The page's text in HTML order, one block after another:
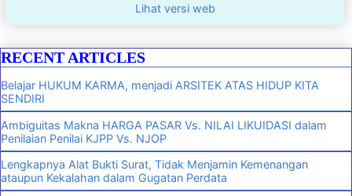
Lihat versi web
RECENT ARTICLES
Belajar HUKUM KARMA, menjadi ARSITEK ATAS HIDUP KITA
SENDIRI
Ambiguitas Makna HARGA PASAR Vs. NILAI LIKUIDASI dalam
Penilaian Penilai KJPP Vs. NJOP
Lengkapnya Alat Bukti Surat, Tidak Menjamin Kemenangan
ataupun Kekalahan dalam Gugatan Perdata